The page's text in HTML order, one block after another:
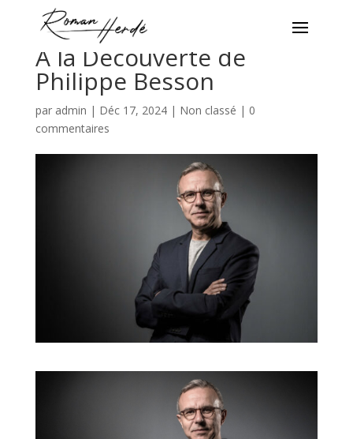
À la Découverte de
Philippe Besson
par admin | Déc 17, 2024| Non classé | 0
commentaires